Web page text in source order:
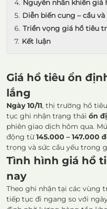
Nguyên nhân khiến giá
Diễn biến cung – cầu
Triển vọng giá hồ tiêu
Kết luận
Giá hồ tiêu ổn
lắng
Ngày 10/11, thị trường hồ
tục ghi nhận trạng tháiổn
phiên giao dịch hôm qua.
động từ145.000 – 147.000
trọng và sức cầu yếu trong
Tình hình giá hồ
nay
Theo ghi nhận tại các vùng
tiếp tục đi ngang so với